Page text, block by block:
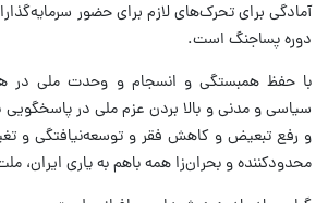
آمادگی برای تحرک‌های لازم برای حضور
دوره پساجنگ است.
با حفظ همبستگی و انسجام و وحدت ملی در
سیاسی و مدنی و بالا بردن عزم ملی در پاسخگویی
و رفع تبعیض و کاهش فقر و توسعه‌نیافتگی و
محدودکننده و بحران‌زا همه باهم به یاری ایران،